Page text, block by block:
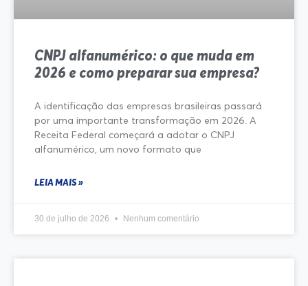
CNPJ alfanumérico: o que muda em
2026 e como preparar sua empresa?
A identificação das empresas brasileiras passará
por uma importante transformação em 2026. A
Receita Federal começará a adotar o CNPJ
alfanumérico, um novo formato que
LEIA MAIS »
30 de julho de 2026 Nenhum comentário